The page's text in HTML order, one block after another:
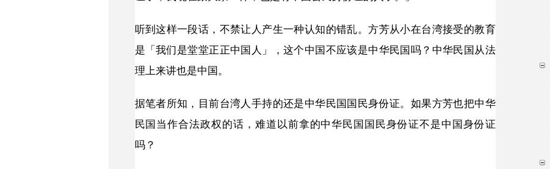
听到这样一段话，不禁让人产生一种认知的错乱。方芳从小在台湾接受的教育
是「我们是堂堂正正中国人」，这个中国不应该是中华民国吗？中华民国从法
理上来讲也是中国。
据笔者所知，目前台湾人手持的还是中华民国国民身份证。如果方芳也把中华
民国当作合法政权的话，难道以前拿的中华民国国民身份证不是中国身份证
吗？